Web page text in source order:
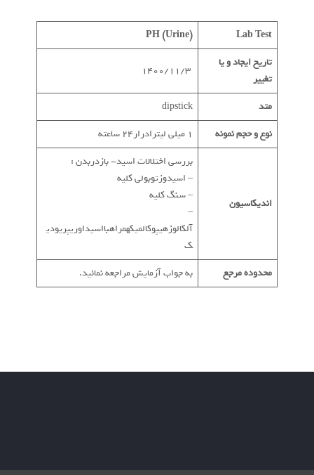
Lab Test
PH (Urine)
تاریخ ایجاد و یا
تغییر
متد
dipstick
نوع و حجم نمونه
1 میلی لیترادرار24 ساعته
اندیکاسیون
بررسی اختلالات اسید- بازدربدن :
– اسیدوزتوبولی کلیه
– سنگ کلیه
–
آلکالوزهیپوکالمیکهمراهبااسیداوریپریودی
ک
محدوده مرجع
به جواب آزمایش مراجعه نمائید.